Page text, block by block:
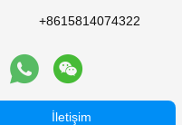
+8615814074322
İletişim